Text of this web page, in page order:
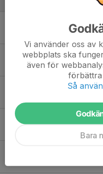
15 apr 2025 0
Matcher i Nyköping!
2 mar 2025 0
Sista träning för i
Vi använder oss av
webbplats ska
även för
förbättra
Så
Bara